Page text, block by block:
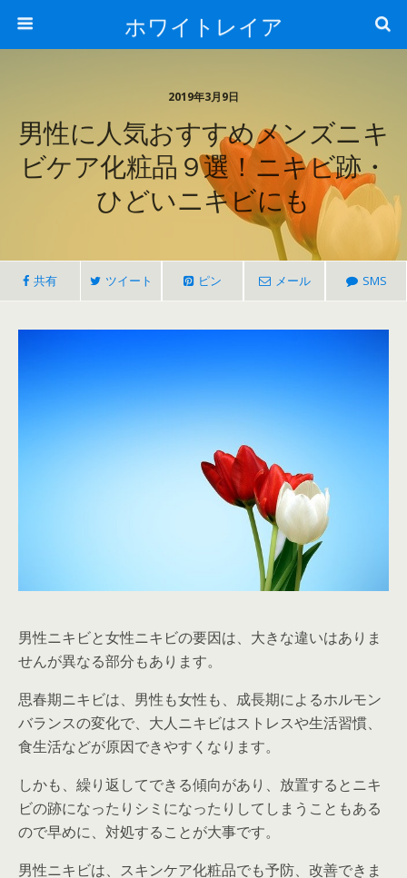
ホワイトレイア
2019年3月9日
男性に人気おすすめメンズニキ
ビケア化粧品９選！ニキビ跡・
ひどいニキビにも
共有 ツイート ピン メール SMS
男性ニキビと女性ニキビの要因は、大きな違いはありま
せんが異なる部分もあります。
思春期ニキビは、男性も女性も、成長期によるホルモン
バランスの変化で、大人ニキビはストレスや生活習慣、
食生活などが原因できやすくなります。
しかも、繰り返してできる傾向があり、放置するとニキ
ビの跡になったりシミになったりしてしまうこともある
ので早めに、対処することが大事です。
男性ニキビは、スキンケア化粧品でも予防、改善できま